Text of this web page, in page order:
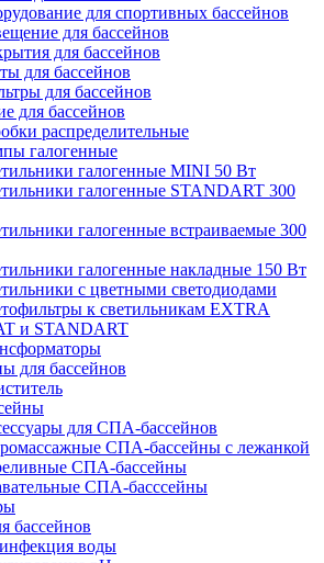
для спортивных бассейнов
для бассейнов
для бассейнов
для бассейнов
для бассейнов
для бассейнов
распределительные
галогенные
галогенные MINI 50 Вт
галогенные STANDART 300
галогенные встраиваемые 300
галогенные накладные 150 Вт
с цветными светодиодами
к светильникам EXTRA
и STANDART
для бассейнов
для СПА-бассейнов
СПА-бассейны с лежанкой
СПА-бассейны
СПА-басссейны
бассейнов
воды